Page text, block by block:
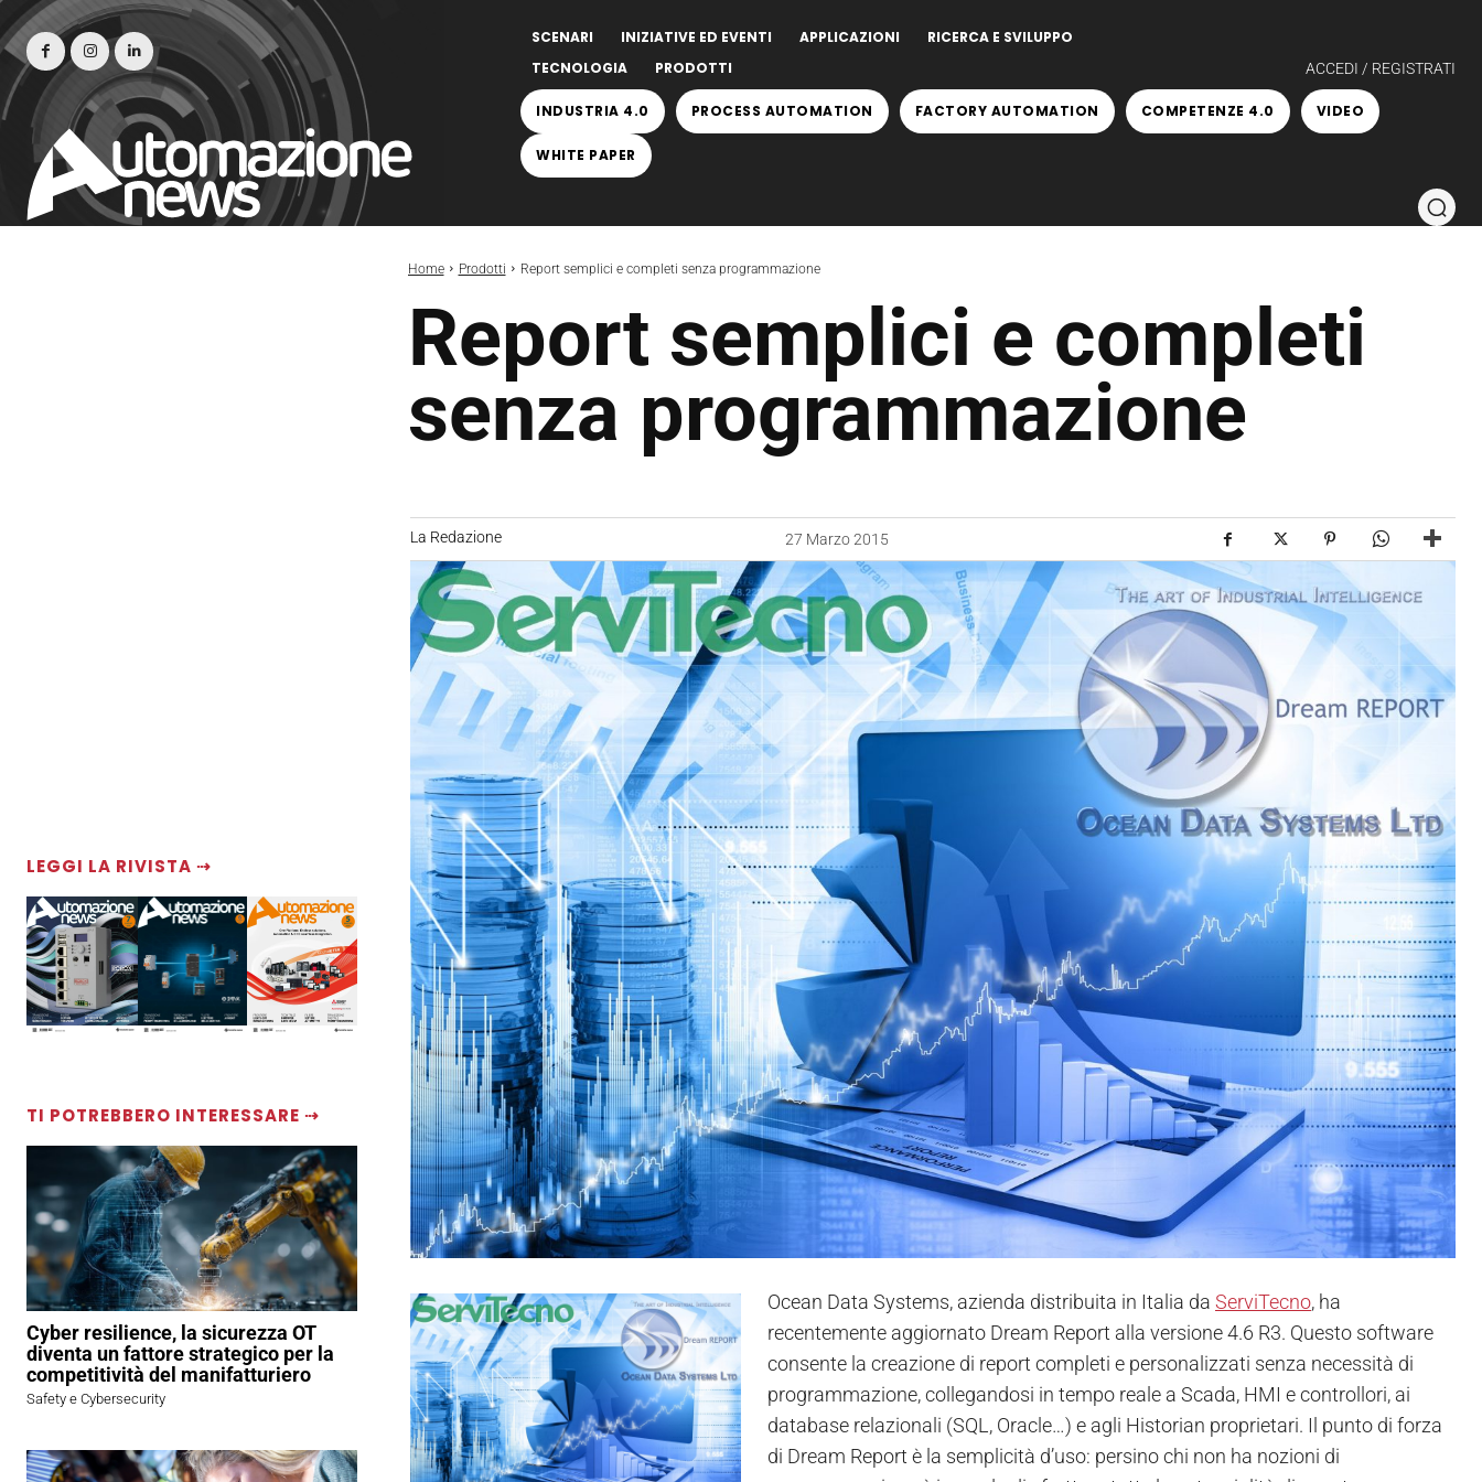
SCENARI INIZIATIVE ED EVENTI APPLICAZIONI
RICERCA E SVILUPPO
TECNOLOGIA
PRODOTTI ACCEDI / REGISTRATI
INDUSTRIA 4.0 PROCESS AUTOMATION FACTORY AUTOMATION COMPETENZE 4.0 VIDEO
WHITE PAPER
Home Prodotti Report semplici e completi senza programmazione
Report semplici e completi
senza programmazione
LEGGI LA RIVISTA ⇢
TI POTREBBERO INTERESSARE ⇢
Cyber resilience, la sicurezza OT
diventa un fattore strategico per la
competitività del manifatturiero
Safety e Cybersecurity
La Redazione 27 Marzo 2015
Ocean Data Systems, azienda distribuita in Italia da ServiTecno, ha
recentemente aggiornato Dream Report alla versione 4.6 R3. Questo software
consente la creazione di report completi e personalizzati senza necessità di
programmazione, collegandosi in tempo reale a Scada, HMI e controllori, ai
database relazionali (SQL, Oracle…) e agli Historian proprietari. Il punto di forza
di Dream Report è la semplicità d’uso: persino chi non ha nozioni di